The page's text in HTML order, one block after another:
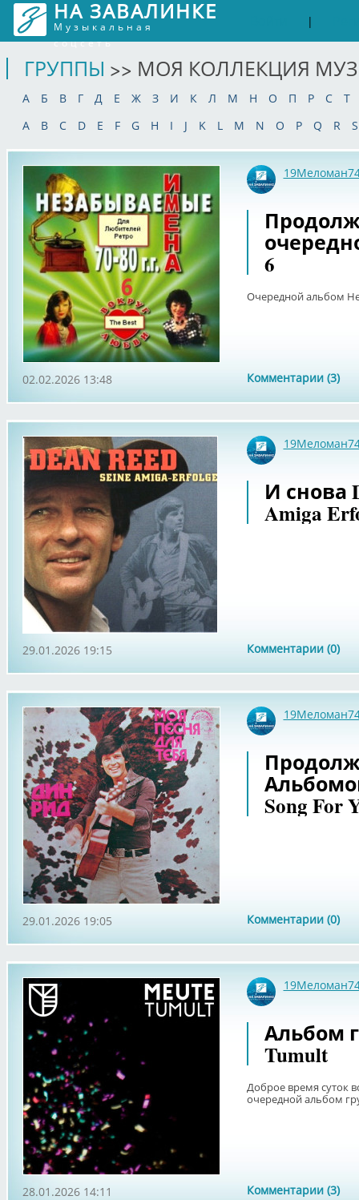
НА ЗАВАЛИНКЕ
Музыкальная
соцсеть
|
ГРУППЫ >> МОЯ КОЛЛЕКЦИЯ
А Б В Г Д Е Ж З И К Л М Н О П Р С
Т
A
B C D E F G H I J K L M N O P Q R S
6
Очередной альбом
Комментарии (3)
02.02.2026 13:48
И снова
Amiga
Комментарии (0)
29.01.2026 19:15
Song For
Комментарии (0)
29.01.2026 19:05
Альбом
Tumult
Доброе время суток
очередной альбом
Комментарии (3)
28.01.2026 14:11